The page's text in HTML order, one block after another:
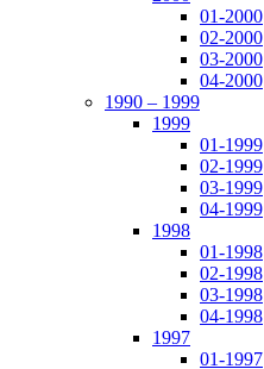
01-2000
02-2000
03-2000
04-2000
1990 – 1999
1999
01-1999
02-1999
03-1999
04-1999
1998
01-1998
02-1998
03-1998
04-1998
1997
01-1997